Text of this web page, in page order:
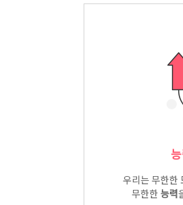
우리는 무한한
무한한 능력